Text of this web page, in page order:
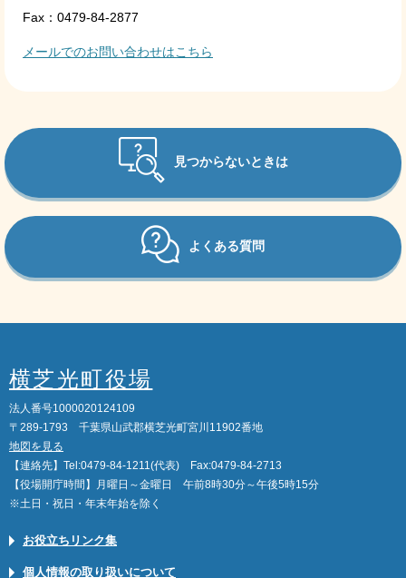
Fax：0479-84-2877
メールでのお問い合わせはこちら
見つからないときは
よくある質問
横芝光町役場
法人番号1000020124109
〒289-1793 千葉県山武郡横芝光町宮川11902番地
地図を見る
【連絡先】Tel:0479-84-1211(代表) Fax:0479-84-2713
【役場開庁時間】月曜日～金曜日 午前8時30分～午後5時15分
※土日・祝日・年末年始を除く
お役立ちリンク集
個人情報の取り扱いについて